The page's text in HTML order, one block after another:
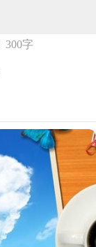
300字